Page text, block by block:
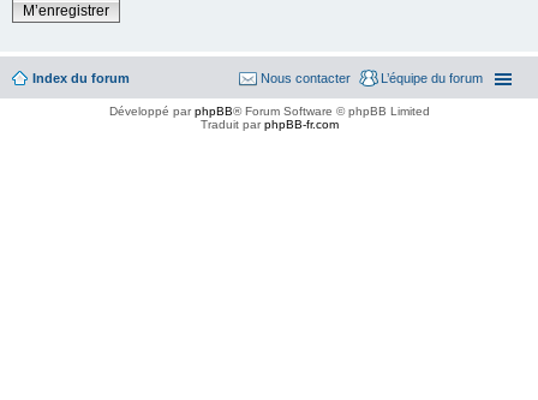
M’enregistrer
Index du forum L’équipe du forum
Nous contacter
Développé parphpBB® Forum Software © phpBB Limited
Traduit parphpBB-fr.com